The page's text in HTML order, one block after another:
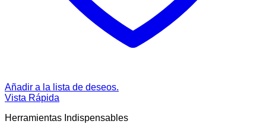
Añadir a la lista de deseos.
Vista Rápida
Herramientas Indispensables